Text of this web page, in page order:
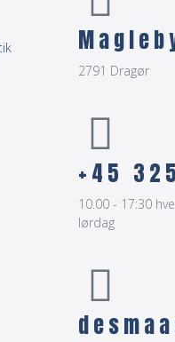
2791 Dragør
+45
10.00 - 17:30
lørdag